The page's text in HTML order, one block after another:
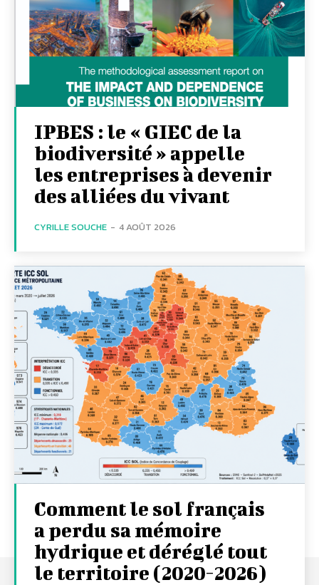
IPBES : le « GIEC de la
biodiversité » appelle
les entreprises à devenir
des alliées du vivant
CYRILLE SOUCHE - 4 AOÛT 2026
Comment le sol français
a perdu sa mémoire
hydrique et déréglé tout
le territoire (2020-2026)